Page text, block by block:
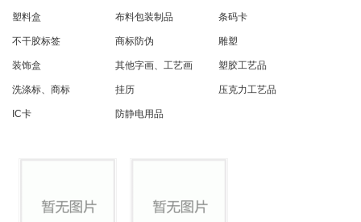
塑料盒 布料包装制品 条码卡
不干胶标签 商标防伪 雕塑
装饰盒 其他字画、工艺画 塑胶工艺品
洗涤标、商标 挂历 压克力工艺品
IC卡 防静电用品